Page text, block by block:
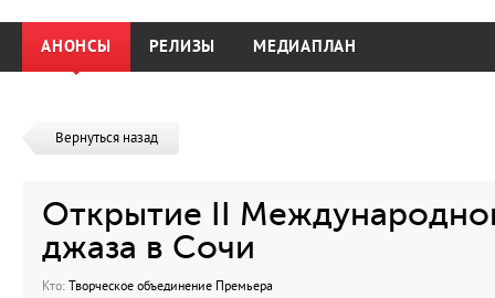
АНОНСЫ РЕЛИЗЫ МЕДИАПЛАН
Вернуться назад
Открытие II
джаза в Сочи
Кто: Творческое объединение Премьера